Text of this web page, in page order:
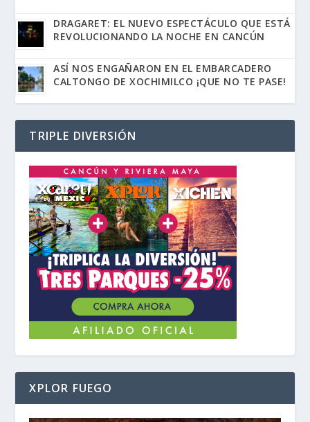
DRAGARET: EL NUEVO ESPECTÁCULO QUE ESTÁ
REVOLUCIONANDO LA NOCHE EN CANCÚN
ASÍ NOS ENGAÑARON EN EL EMBARCADERO
CALTONGO DE XOCHIMILCO ¡QUE NO TE PASE!
TRIPLE DIVERSIÓN
XPLOR FUEGO